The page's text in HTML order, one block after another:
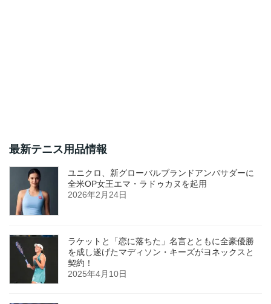
最新テニス用品情報
ユニクロ、新グローバルブランドアンバサダーに
全米OP女王エマ・ラドゥカヌを起用
2026年2月24日
ラケットと「恋に落ちた」名言とともに全豪優勝
を成し遂げたマディソン・キーズがヨネックスと
契約！
2025年4月10日